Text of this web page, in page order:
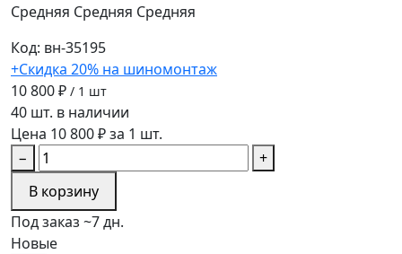
Средняя Средняя Средняя
Код: вн-35195
+Скидка 20% на шиномонтаж
10 800 ₽ / 1 шт
40 шт. в наличии
Цена 10 800 ₽ за 1 шт.
−
+
В корзину
Под заказ ~7 дн.
Новые